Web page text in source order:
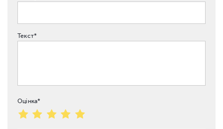
Текст*
Оцінка*